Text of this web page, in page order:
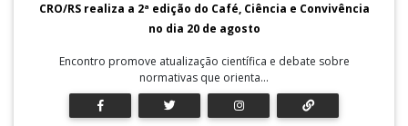
CRO/RS realiza a 2ª edição do Café, Ciência e Convivência
no dia 20 de agosto
Encontro promove atualização científica e debate sobre
normativas que orienta...